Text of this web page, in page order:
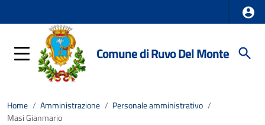
Comune di Ruvo Del Monte
Home / Amministrazione / Personale amministrativo /
Masi Gianmario